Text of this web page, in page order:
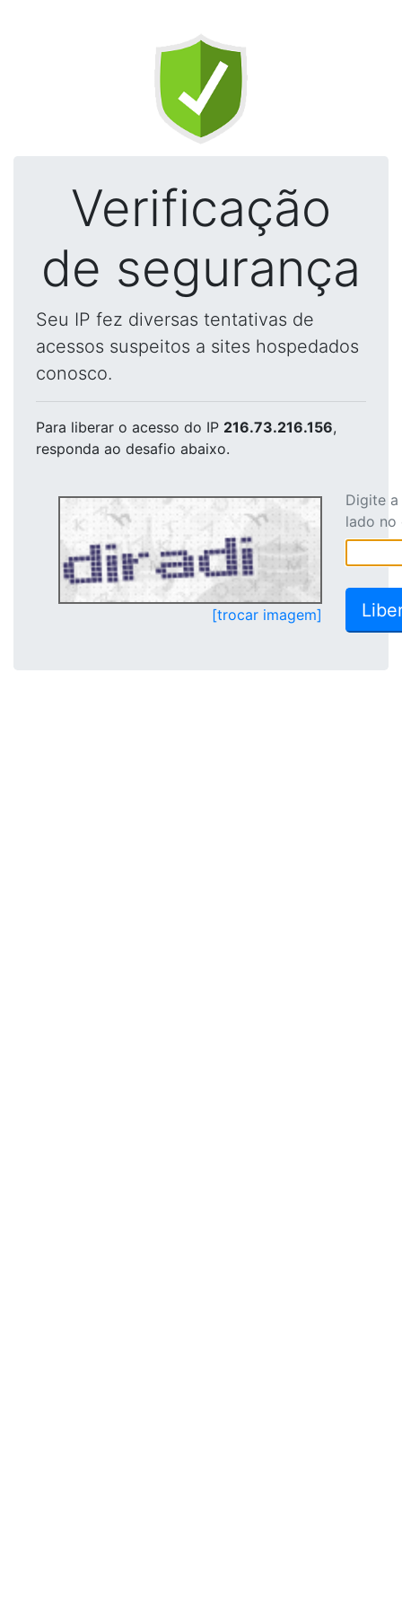
Verificação
de segurança
Seu IP fez diversas tentativas de
acessos suspeitos a sites hospedados
conosco.
Para liberar o acesso do IP 216.73.216.156,
responda ao desafio abaixo.
[trocar imagem]
Digite
lado no